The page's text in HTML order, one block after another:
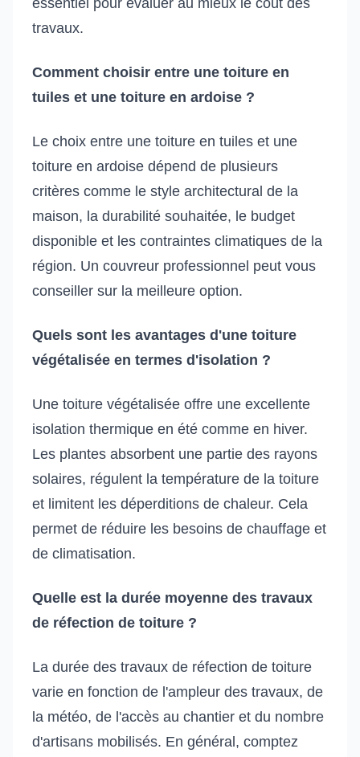
travaux.
Comment choisir entre une toiture en
tuiles et une toiture en ardoise ?
Le choix entre une toiture en tuiles et une
toiture en ardoise dépend de plusieurs
critères comme le style architectural de la
maison, la durabilité souhaitée, le budget
disponible et les contraintes climatiques de la
région. Un couvreur professionnel peut vous
conseiller sur la meilleure option.
Quels sont les avantages d'une toiture
végétalisée en termes d'isolation ?
Une toiture végétalisée offre une excellente
isolation thermique en été comme en hiver.
Les plantes absorbent une partie des rayons
solaires, régulent la température de la toiture
et limitent les déperditions de chaleur. Cela
permet de réduire les besoins de chauffage et
de climatisation.
Quelle est la durée moyenne des travaux
de réfection de toiture ?
La durée des travaux de réfection de toiture
varie en fonction de l'ampleur des travaux, de
la météo, de l'accès au chantier et du nombre
d'artisans mobilisés. En général, comptez